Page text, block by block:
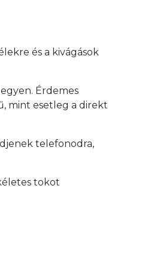
és a kivágások
Érdemes
mint esetleg a direkt
telefonodra,
tokot